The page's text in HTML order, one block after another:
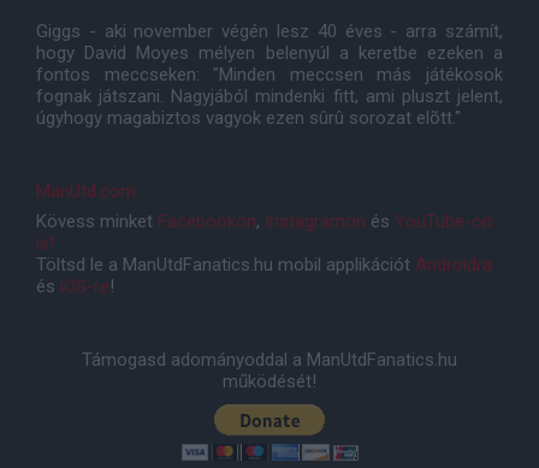
Giggs - aki november végén lesz 40 éves - arra számít,
hogy David Moyes mélyen belenyúl a keretbe ezeken a
fontos meccseken: "Minden meccsen más játékosok
fognak játszani. Nagyjából mindenki fitt, ami pluszt jelent,
úgyhogy magabiztos vagyok ezen sûrû sorozat elõtt."
ManUtd.com
Kövess minket Facebookon, Instagramon és YouTube-on
is!
Töltsd le a ManUtdFanatics.hu mobil applikációt Androidra
és iOS-re!
Támogasd adományoddal a ManUtdFanatics.hu
működését!